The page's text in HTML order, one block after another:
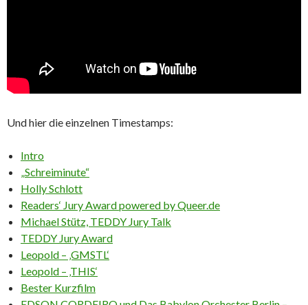
Und hier die einzelnen Timestamps:
Intro
„Schreiminute“
Holly Schlott
Readers‘ Jury Award powered by Queer.de
Michael Stütz, TEDDY Jury Talk
TEDDY Jury Award
Leopold – ‚GMSTL‘
Leopold – ‚THIS‘
Bester Kurzfilm